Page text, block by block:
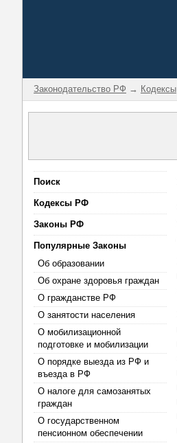
Законодательство РФ → Кодексы
Поиск
Кодексы РФ
Законы РФ
Популярные Законы
Об образовании
Об охране здоровья граждан
О гражданстве РФ
О занятости населения
О мобилизационной
подготовке и мобилизации
О порядке выезда из РФ и
въезда в РФ
О налоге для самозанятых
граждан
О государственном
пенсионном обеспечении